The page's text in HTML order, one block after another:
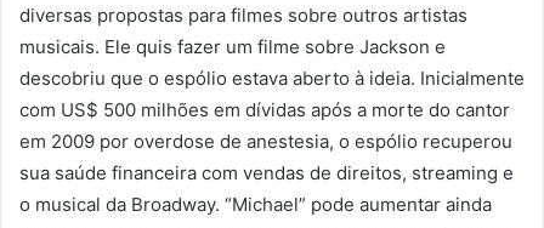
diversas propostas para filmes sobre outros artistas
musicais. Ele quis fazer um filme sobre Jackson e
descobriu que o espólio estava aberto à ideia. Inicialmente
com US$ 500 milhões em dívidas após a morte do cantor
em 2009 por overdose de anestesia, o espólio recuperou
sua saúde financeira com vendas de direitos, streaming e
o musical da Broadway. “Michael” pode aumentar ainda